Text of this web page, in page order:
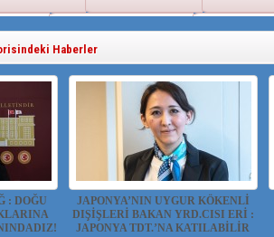
KAŞGAR : IŞIKLAR ALTINDA BİR VİTRİN Mİ,
Uygur Geleneksel Tip Uygur
Haberler
: DOĞU
JAPONYA’NIN UYGUR KÖKENLİ
DIŞİŞLERİ BAKAN YRD.CISI ERİ :
JAPONYA TDT.’NA KATILABİLİR